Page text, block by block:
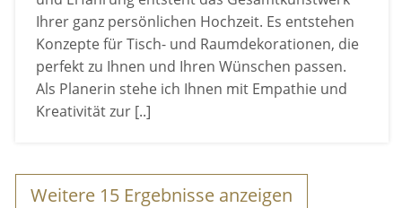
Ihrer ganz persönlichen Hochzeit. Es entstehen
Konzepte für Tisch- und Raumdekorationen, die
perfekt zu Ihnen und Ihren Wünschen passen.
Als Planerin stehe ich Ihnen mit Empathie und
Kreativität zur [..]
Weitere 15 Ergebnisse anzeigen